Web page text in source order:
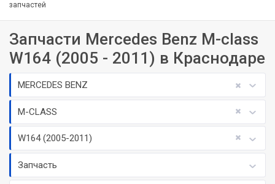
запчастей
Запчасти Mercedes Benz M-class
W164 (2005 - 2011) в Краснодаре
MERCEDES BENZ
M-CLASS
W164 (2005-2011)
Запчасть